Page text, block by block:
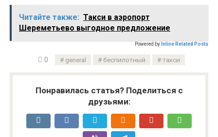
Читайте также: Такси в аэропорт
Шереметьево выгодное предложение
Powered by Inline Related Posts
0 general беспилотный такси
Понравилась статья? Поделиться с
друзьями: